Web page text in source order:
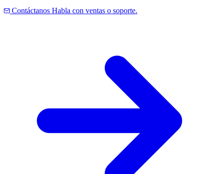
Contáctanos Habla con ventas o soporte.